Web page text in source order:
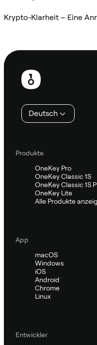
Krypto-Klarheit – Eine
Fußzeile
Deutsch
Produkte
OneKey Pro
OneKey Classic 1S
OneKey Classic 1S
OneKey Lite
Alle Produkte
App
macOS
Windows
iOS
Android
Chrome
Linux
Entwickler